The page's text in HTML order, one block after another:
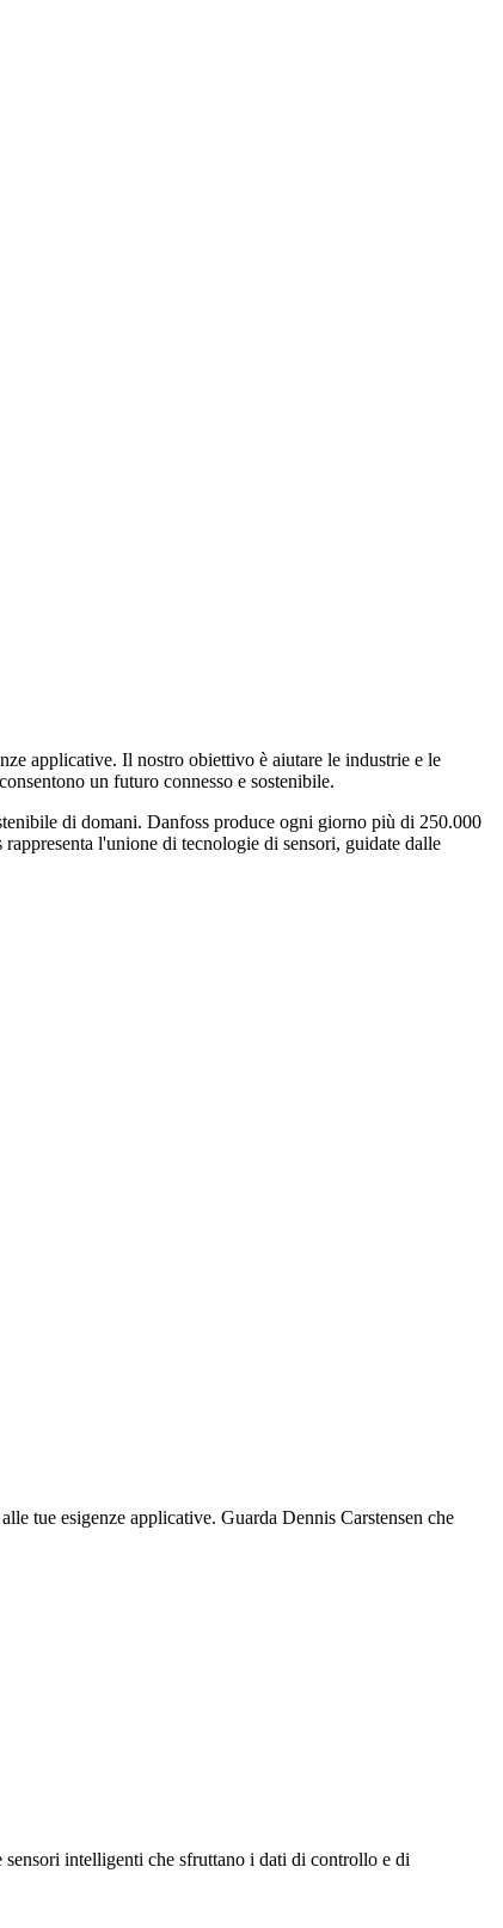
applicative. Il nostro obiettivo è aiutare le industrie e le
un futuro connesso e sostenibile.
di domani. Danfoss produce ogni giorno più di 250.000
l'unione di tecnologie di sensori, guidate dalle
tue esigenze applicative. Guarda Dennis Carstensen che
intelligenti che sfruttano i dati di controllo e di